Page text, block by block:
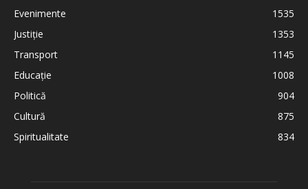
Evenimente
1535
Justiție
1353
Transport
1145
Educație
1008
Politică
904
Cultură
875
Spiritualitate
834